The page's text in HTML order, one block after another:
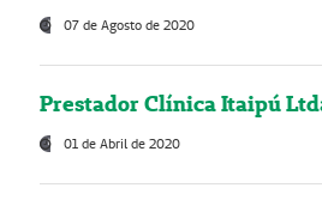
07 de Agosto de 2020
Prestador Clínica Itaipú
01 de Abril de 2020